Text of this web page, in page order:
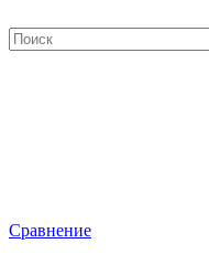
Сравнение